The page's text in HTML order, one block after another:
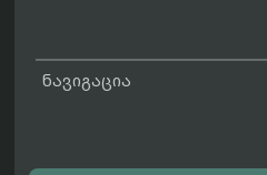
ნავიგაცია